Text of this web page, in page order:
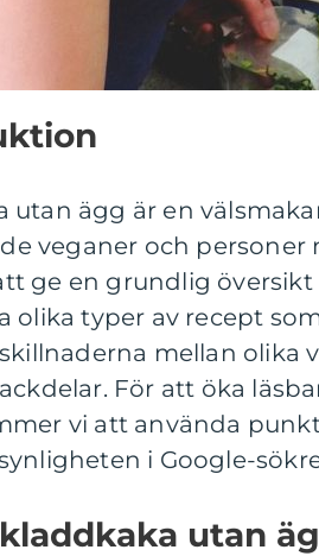
utan ägg är en
veganer och personer
ge en grundlig
olika typer av recept
mellan olika
För att öka
vi att använda
i Google-
utan